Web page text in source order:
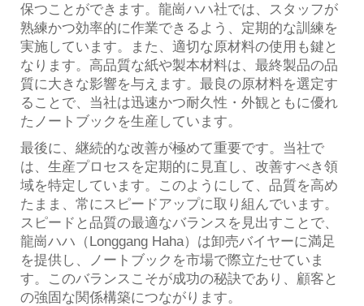
保つことができます。龍崗ハハ社では、スタッフが
熟練かつ効率的に作業できるよう、定期的な訓練を
実施しています。また、適切な原材料の使用も鍵と
なります。高品質な紙や製本材料は、最終製品の品
質に大きな影響を与えます。最良の原材料を選定す
ることで、当社は迅速かつ耐久性・外観ともに優れ
たノートブックを生産しています。
最後に、継続的な改善が極めて重要です。当社で
は、生産プロセスを定期的に見直し、改善すべき領
域を特定しています。このようにして、品質を高め
たまま、常にスピードアップに取り組んでいます。
スピードと品質の最適なバランスを見出すことで、
龍崗ハハ（Longgang Haha）は卸売バイヤーに満足
を提供し、ノートブックを市場で際立たせていま
す。このバランスこそが成功の秘訣であり、顧客と
の強固な関係構築につながります。